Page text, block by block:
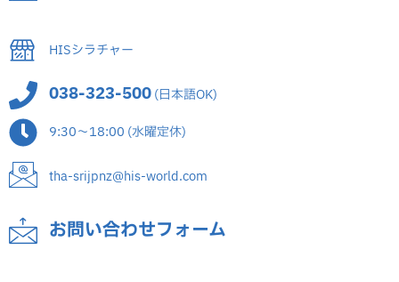
HISシラチャー
038-323-500(日本語OK)
9:30～18:00 (水曜定休)
tha-srijpnz@his-world.com
お問い合わせフォーム